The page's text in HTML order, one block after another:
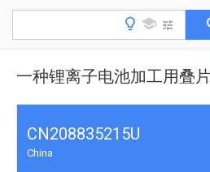
一种锂离子电池加工用叠
CN208835215U
China